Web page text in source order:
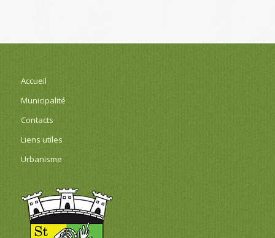
Accueil
Municipalité
Contacts
Liens utiles
Urbanisme